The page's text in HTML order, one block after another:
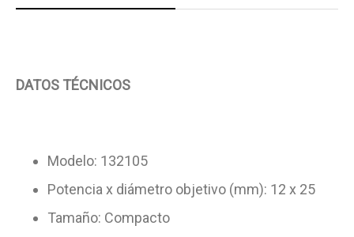
DATOS TÉCNICOS
Modelo: 132105
Potencia x diámetro objetivo (mm): 12 x 25
Tamaño: Compacto